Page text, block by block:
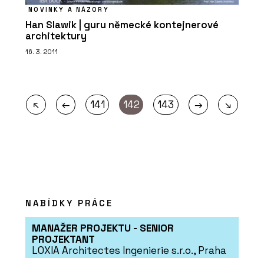
NOVINKY A NÁZORY
Han Slawik | guru německé kontejnerové
architektury
16. 3. 2011
↖ ← 141 142 143 → ↘
NABÍDKY PRÁCE
MANAŽER PROJEKTU - SENIOR
PROJEKTANT
LOXIA Architectes Ingenierie s.r.o., Praha